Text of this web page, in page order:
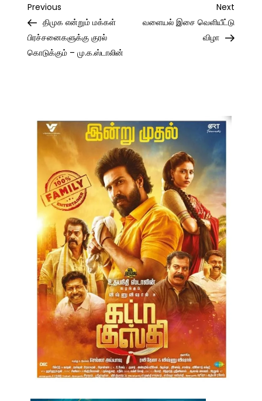
Post
navigation
Previous
Post
Previous
திமுக என்றும் மக்கள்
பிரச்சனைகளுக்கு குரல்
கொடுக்கும் – மு.க.ஸ்டாலின்
Next
Post
Next
வளையல் இசை வெளியீட்டு
விழா